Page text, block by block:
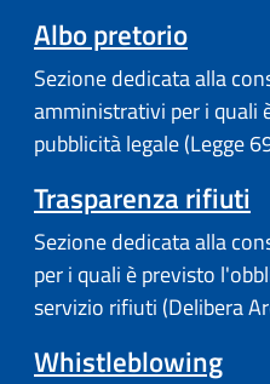
Albo pretorio
Sezione dedicata alla
amministrativi per i quali
pubblicità legale (Legge
Trasparenza rifiuti
Sezione dedicata alla
per i quali è previsto
servizio rifiuti (Delibera
Whistleblowing